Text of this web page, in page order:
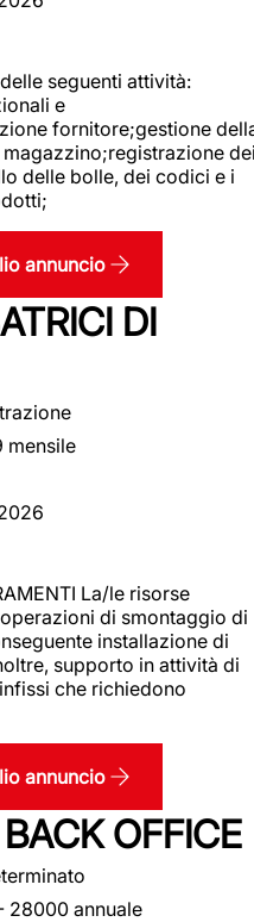
seguenti attività:
e
fornitore;gestione
delle bolle, dei codici e i
annuncio
DI
mensile
La/le risorse
di smontaggio di
installazione di
supporto in attività di
che richiedono
annuncio
OFFICE
28000 annuale